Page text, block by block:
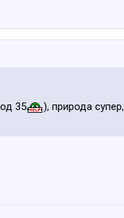
35 ), природа супер,